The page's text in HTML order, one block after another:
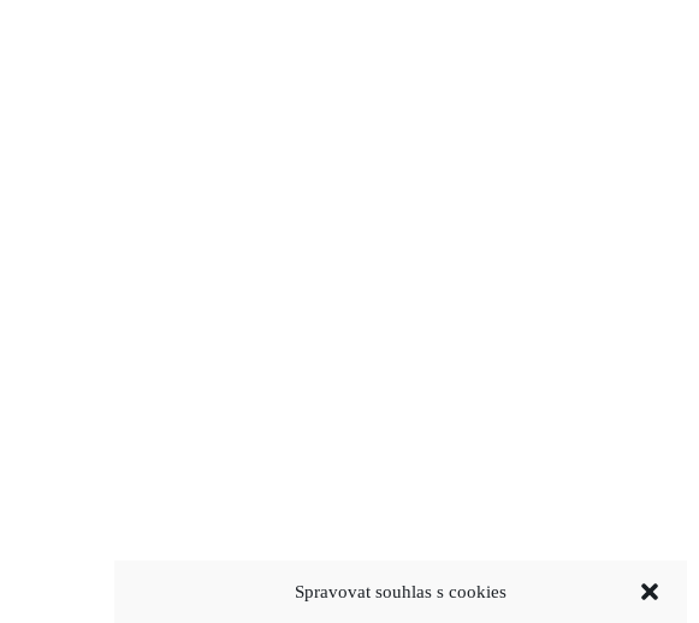
Spravovat souhlas s cookies